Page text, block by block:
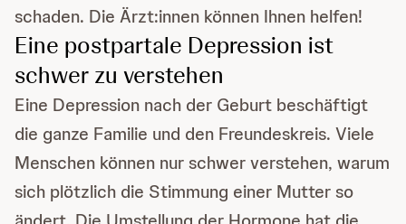
schaden. Die Ärzt:innen können Ihnen helfen!
Eine postpartale Depression ist
schwer zu verstehen
Eine Depression nach der Geburt beschäftigt
die ganze Familie und den Freundeskreis. Viele
Menschen können nur schwer verstehen, warum
sich plötzlich die Stimmung einer Mutter so